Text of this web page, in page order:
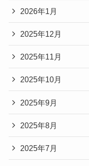
2026年1月
2025年12月
2025年11月
2025年10月
2025年9月
2025年8月
2025年7月